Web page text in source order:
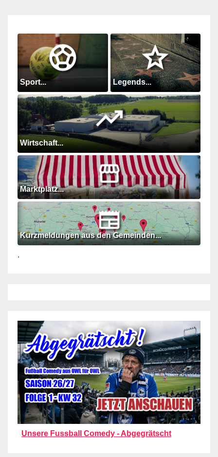
Sport... Legends...
Wirtschaft...
Marktplatz...
Kurzmeldungen aus den Gemeinden...
.
Unsere Fussball Comedy - Abgegrätscht